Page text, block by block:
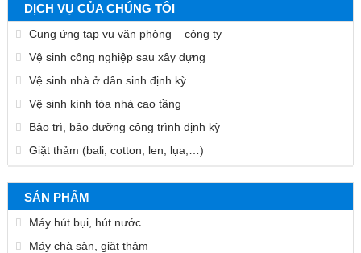
DỊCH VỤ CỦA CHÚNG TÔI
Cung ứng tạp vụ văn phòng – công ty
Vệ sinh công nghiệp sau xây dựng
Vệ sinh nhà ở dân sinh định kỳ
Vệ sinh kính tòa nhà cao tầng
Bảo trì, bảo dưỡng công trình định kỳ
Giặt thảm (bali, cotton, len, lụa,…)
SẢN PHẨM
Máy hút bụi, hút nước
Máy chà sàn, giặt thảm